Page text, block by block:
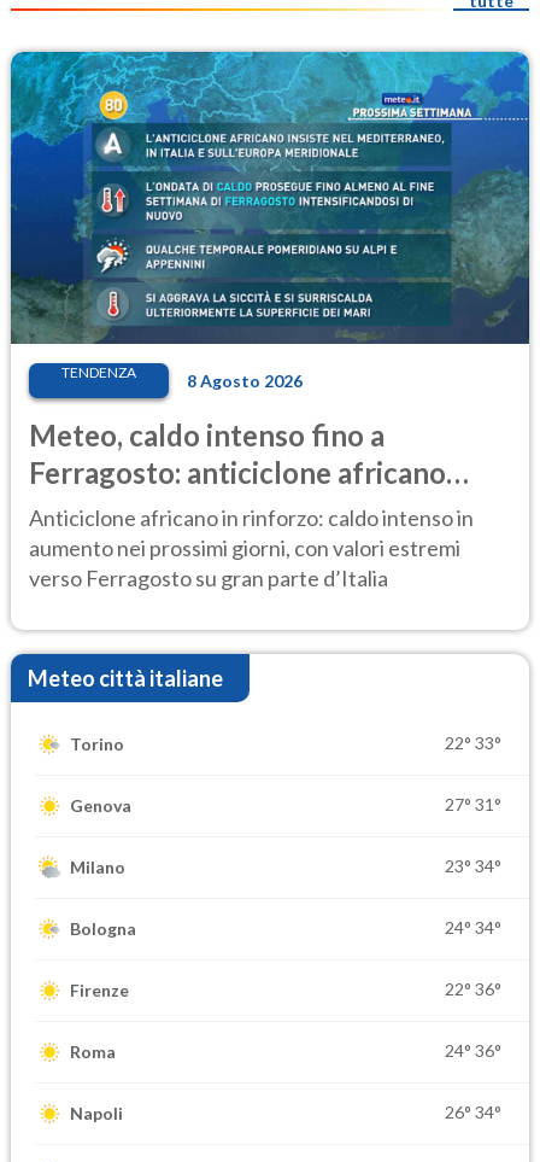
TENDENZA 8 Agosto 2026
Meteo, caldo intenso fino a
Ferragosto: anticiclone africano
ancora protagonista
Anticiclone africano in rinforzo: caldo intenso in
aumento nei prossimi giorni, con valori estremi
verso Ferragosto su gran parte d’Italia
Meteo città italiane
Torino 22° 33°
Genova 27° 31°
Milano 23° 34°
Bologna 24° 34°
Firenze 22° 36°
Roma 24° 36°
Napoli 26° 34°